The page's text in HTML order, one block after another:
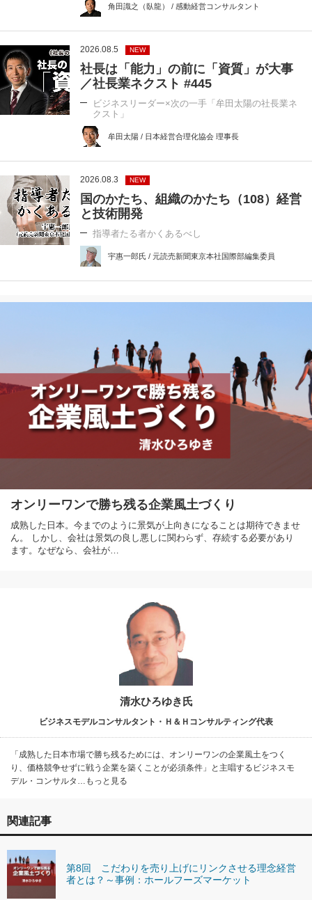
角田識之（臥龍） / 感動経営コンサルタント
2026.08.5 NEW
社長は「能力」の前に「資質」が大事
／社長業ネクスト #445
ビジネスリーダー×次の一手「牟田太陽の社長業ネ
クスト」
牟田太陽 / 日本経営合理化協会 理事長
2026.08.3 NEW
国のかたち、組織のかたち（108）経営
と技術開発
指導者たる者かくあるべし
宇惠一郎氏 / 元読売新聞東京本社国際部編集委員
オンリーワンで勝ち残る企業風土づくり
成熟した日本。今までのように景気が上向きになることは期待できませ
ん。 しかし、会社は景気の良し悪しに関わらず、存続する必要があり
ます。なぜなら、会社が…
清水ひろゆき氏
ビジネスモデルコンサルタント・Ｈ＆Ｈコンサルティング代表
「成熟した日本市場で勝ち残るためには、オンリーワンの企業風土をつく
り、価格競争せずに戦う企業を築くことが必須条件」と主唱するビジネスモ
デル・コンサルタ…もっと見る
関連記事
第8回 こだわりを売り上げにリンクさせる理念経営
者とは？～事例：ホールフーズマーケット